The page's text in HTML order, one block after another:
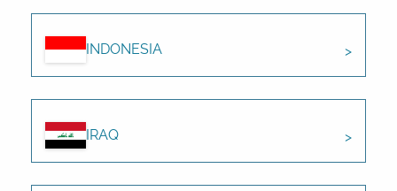
INDONESIA
IRAQ